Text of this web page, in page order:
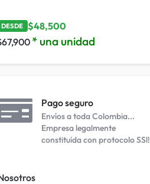
DESDE $48,500
67,900 * una unidad
Pago seguro
Envíos a toda Colombia...
Empresa legalmente
constituida con protocolo SSl!